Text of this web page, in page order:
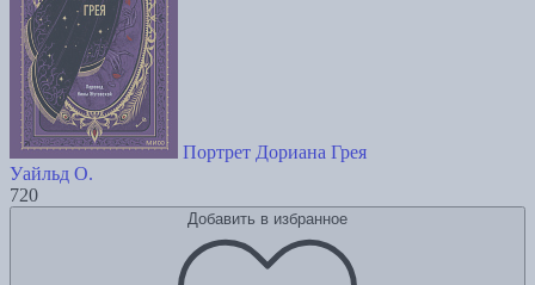
Портрет Дориана Грея
Уайльд О.
720
Добавить в избранное